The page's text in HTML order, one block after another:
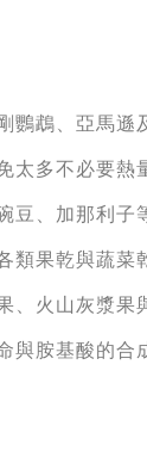
鸚鵡、亞馬遜
太多不必要熱
豆、加那利子
類果乾與蔬菜
、火山灰漿果
與胺基酸的合